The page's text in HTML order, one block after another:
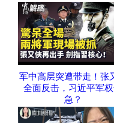
军中高层突遭带走！张
全面反击，习近平军
急？